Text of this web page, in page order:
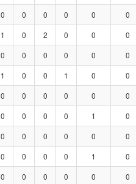
0 0 0 0 0 0
1 0 2 0 0 0
0 0 0 0 0 0
1 0 0 1 0 0
0 0 0 0 0 0
0 0 0 0 1 0
0 0 0 0 0 0
0 0 0 0 1 0
0 0 0 0 0 0